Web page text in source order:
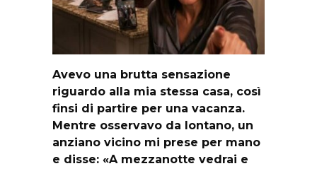
Avevo una brutta sensazione
riguardo alla mia stessa casa, così
finsi di partire per una vacanza.
Mentre osservavo da lontano, un
anziano vicino mi prese per mano
e disse: «A mezzanotte vedrai e